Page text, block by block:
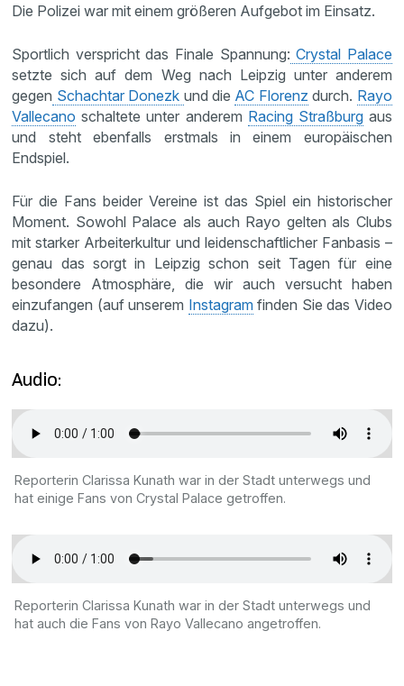
Die Polizei war mit einem größeren Aufgebot im Einsatz.
Sportlich verspricht das Finale Spannung: Crystal Palace
setzte sich auf dem Weg nach Leipzig unter anderem
gegen Schachtar Donezk und die AC Florenz durch. Rayo
Vallecano schaltete unter anderem Racing Straßburgaus
und steht ebenfalls erstmals in einem europäischen
Endspiel.
Für die Fans beider Vereine ist das Spiel ein historischer
Moment. Sowohl Palace als auch Rayo gelten als Clubs
mit starker Arbeiterkultur und leidenschaftlicher Fanbasis –
genau das sorgt in Leipzig schon seit Tagen für eine
besondere Atmosphäre, die wir auch versucht haben
einzufangen (auf unserem Instagramfinden Sie das Video
dazu).
Audio:
Reporterin Clarissa Kunath war in der Stadt unterwegs und
hat einige Fans von Crystal Palace getroffen.
Reporterin Clarissa Kunath war in der Stadt unterwegs und
hat auch die Fans von Rayo Vallecano angetroffen.